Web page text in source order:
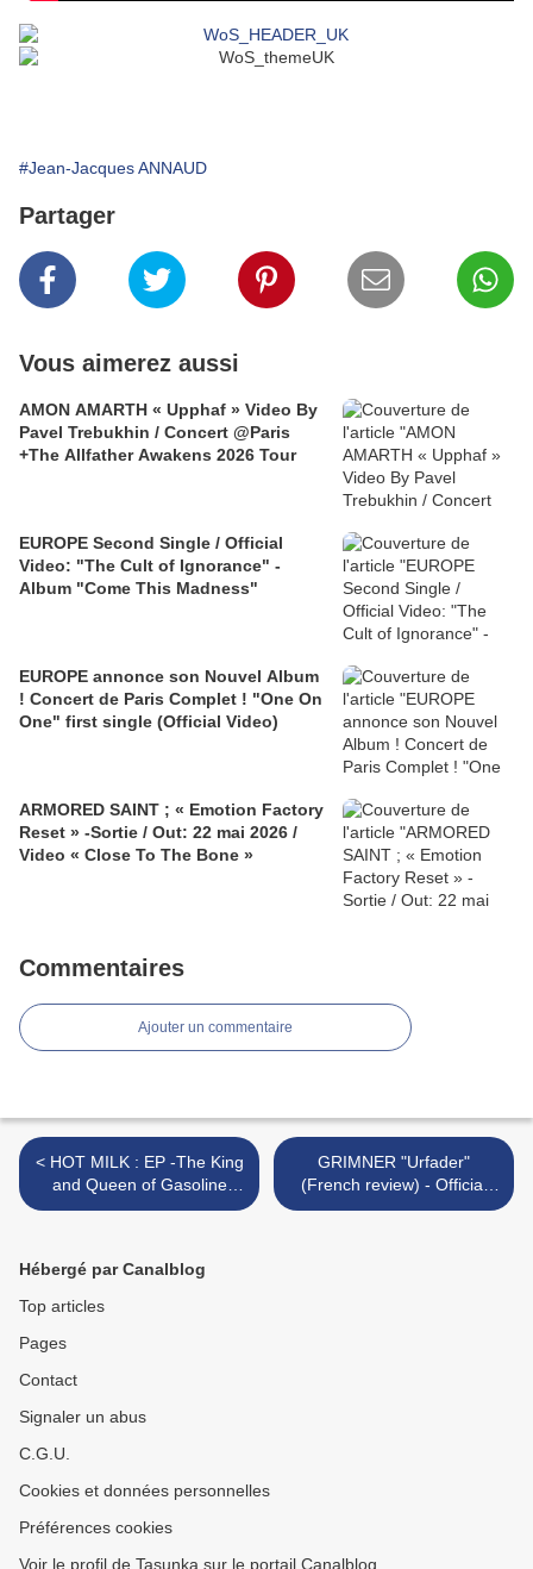
#Jean-Jacques ANNAUD
Partager
Vous aimerez aussi
AMON AMARTH « Upphaf » Video By
Pavel Trebukhin / Concert @Paris
+The Allfather Awakens 2026 Tour
EUROPE Second Single / Official
Video: "The Cult of Ignorance" -
Album "Come This Madness"
EUROPE annonce son Nouvel Album
! Concert de Paris Complet ! "One On
One" first single (Official Video)
ARMORED SAINT ; « Emotion Factory
Reset » -Sortie / Out: 22 mai 2026 /
Video « Close To The Bone »
Commentaires
Ajouter un commentaire
< HOT MILK : EP -The King
and Queen of Gasoline
(French Review) - Official
2022)
GRIMNER "Urfader"
(French review) - Official
Videos "Västerled" /
Hébergé par Canalblog
Top articles
Pages
Contact
Signaler un abus
C.G.U.
Cookies et données personnelles
Préférences cookies
Voir le profil de Tasunka sur le portail Canalblog